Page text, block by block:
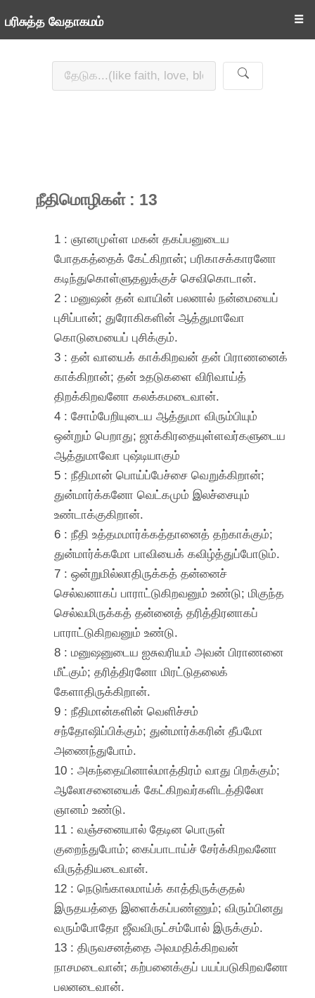
பரிசுத்த வேதாகமம் ☰
நீதிமொழிகள் : 13
1 : ஞானமுள்ள மகன் தகப்பனுடைய
போதகத்தைக் கேட்கிறான்; பரிகாசக்காரனோ
கடிந்துகொள்ளுதலுக்குச் செவிகொடான்.
2 : மனுஷன் தன் வாயின் பலனால் நன்மையைப்
புசிப்பான்; துரோகிகளின் ஆத்துமாவோ
கொடுமையைப் புசிக்கும்.
3 : தன் வாயைக் காக்கிறவன் தன் பிராணனைக்
காக்கிறான்; தன் உதடுகளை விரிவாய்த்
திறக்கிறவனோ கலக்கமடைவான்.
4 : சோம்பேறியுடைய ஆத்துமா விரும்பியும்
ஒன்றும் பெறாது; ஜாக்கிரதையுள்ளவர்களுடைய
ஆத்துமாவோ புஷ்டியாகும்
5 : நீதிமான் பொய்ப்பேச்சை வெறுக்கிறான்;
துன்மார்க்கனோ வெட்கமும் இலச்சையும்
உண்டாக்குகிறான்.
6 : நீதி உத்தமமார்க்கத்தானைத் தற்காக்கும்;
துன்மார்க்கமோ பாவியைக் கவிழ்த்துப்போடும்.
7 : ஒன்றுமில்லாதிருக்கத் தன்னைச்
செல்வனாகப் பாராட்டுகிறவனும் உண்டு; மிகுந்த
செல்வமிருக்கத் தன்னைத் தரித்திரனாகப்
பாராட்டுகிறவனும் உண்டு.
8 : மனுஷனுடைய ஐசுவரியம் அவன் பிராணனை
மீட்கும்; தரித்திரனோ மிரட்டுதலைக்
கேளாதிருக்கிறான்.
9 : நீதிமான்களின் வெளிச்சம்
சந்தோஷிப்பிக்கும்; துன்மார்க்கரின் தீபமோ
அணைந்துபோம்.
10 : அகந்தையினால்மாத்திரம் வாது பிறக்கும்;
ஆலோசனையைக் கேட்கிறவர்களிடத்திலோ
ஞானம் உண்டு.
11 : வஞ்சனையால் தேடின பொருள்
குறைந்துபோம்; கைப்பாடாய்ச் சேர்க்கிறவனோ
விருத்தியடைவான்.
12 : நெடுங்காலமாய்க் காத்திருக்குதல்
இருதயத்தை இளைக்கப்பண்ணும்; விரும்பினது
வரும்போதோ ஜீவவிருட்சம்போல் இருக்கும்.
13 : திருவசனத்தை அவமதிக்கிறவன்
நாசமடைவான்; கற்பனைக்குப் பயப்படுகிறவனோ
பலனடைவான்.